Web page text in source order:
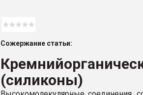
ПЕРЕЙТИ НА ФОРУМ
Сожержание статьи:
(силиконы)